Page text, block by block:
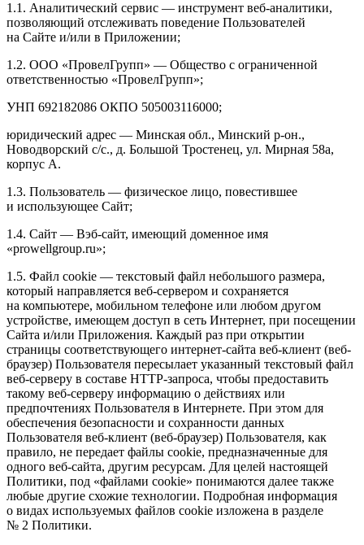
1.1. Аналитический сервис — инструмент веб-аналитики,
позволяющий отслеживать поведение Пользователей
на Сайте и/или в Приложении;
1.2. ООО «ПровелГрупп» — Общество с ограниченной
ответственностью «ПровелГрупп»;
УНП 692182086 ОКПО 505003116000;
юридический адрес — Минская обл., Минский р-он.,
Новодворский с/с., д. Большой Тростенец, ул. Мирная 58а,
корпус А.
1.3. Пользователь — физическое лицо, повестившее
и использующее Сайт;
1.4. Сайт — Вэб-сайт, имеющий доменное имя
«prowellgroup.ru»;
1.5. Файл сookie — текстовый файл небольшого размера,
который направляется веб-сервером и сохраняется
на компьютере, мобильном телефоне или любом другом
устройстве, имеющем доступ в сеть Интернет, при посещении
Сайта и/или Приложения. Каждый раз при открытии
страницы соответствующего интернет-сайта веб-клиент (веб-
браузер) Пользователя пересылает указанный текстовый файл
веб-серверу в составе HTTP-запроса, чтобы предоставить
такому веб-серверу информацию о действиях или
предпочтениях Пользователя в Интернете. При этом для
обеспечения безопасности и сохранности данных
Пользователя веб-клиент (веб-браузер) Пользователя, как
правило, не передает файлы cookie, предназначенные для
одного веб-сайта, другим ресурсам. Для целей настоящей
Политики, под «файлами cookie» понимаются далее также
любые другие схожие технологии. Подробная информация
о видах используемых файлов cookie изложена в разделе
№ 2 Политики.